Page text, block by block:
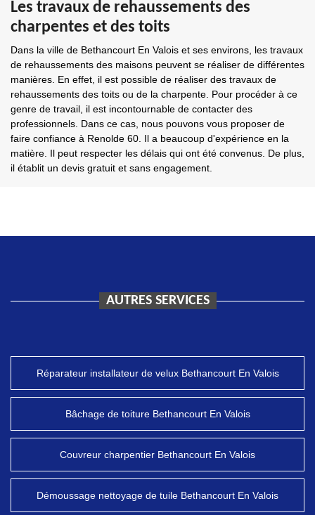
Les travaux de rehaussements des
charpentes et des toits
Dans la ville de Bethancourt En Valois et ses environs, les travaux
de rehaussements des maisons peuvent se réaliser de différentes
manières. En effet, il est possible de réaliser des travaux de
rehaussements des toits ou de la charpente. Pour procéder à ce
genre de travail, il est incontournable de contacter des
professionnels. Dans ce cas, nous pouvons vous proposer de
faire confiance à Renolde 60. Il a beaucoup d'expérience en la
matière. Il peut respecter les délais qui ont été convenus. De plus,
il établit un devis gratuit et sans engagement.
AUTRES SERVICES
Réparateur installateur de velux Bethancourt En Valois
Bâchage de toiture Bethancourt En Valois
Couvreur charpentier Bethancourt En Valois
Démoussage nettoyage de tuile Bethancourt En Valois